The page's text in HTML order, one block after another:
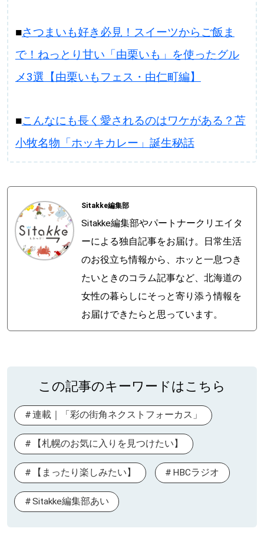
■さつまいも好き必見！スイーツからご飯ま
で！ねっとり甘い「由栗いも」を使ったグル
メ3選【由栗いもフェス・由仁町編】
■こんなにも長く愛されるのはワケがある？苫
小牧名物「ホッキカレー」誕生秘話
Sitakke編集部
Sitakke編集部やパートナークリエイタ
ーによる独自記事をお届け。日常生活
のお役立ち情報から、ホッと一息つき
たいときのコラム記事など、北海道の
女性の暮らしにそっと寄り添う情報を
お届けできたらと思っています。
この記事のキーワードはこちら
連載｜「彩の街角ネクストフォーカス」
【札幌のお気に入りを見つけたい】
【まったり楽しみたい】 HBCラジオ
Sitakke編集部あい